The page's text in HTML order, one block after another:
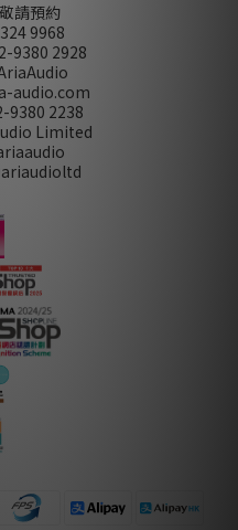
請預約
9968
9380 2928
audio.com
9380 2238
Limited